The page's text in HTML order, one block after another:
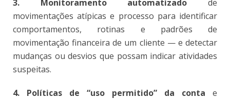
3. Monitoramento automatizado de
movimentações atípicas e processo para identificar
comportamentos, rotinas e padrões de
movimentação financeira de um cliente — e detectar
mudanças ou desvios que possam indicar atividades
suspeitas.
4. Políticas de “uso permitido” da conta e